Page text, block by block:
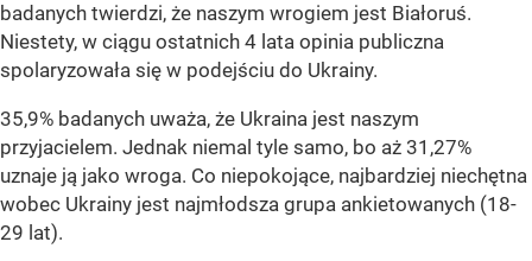
badanych twierdzi, że naszym wrogiem jest Białoruś.
Niestety, w ciągu ostatnich 4 lata opinia publiczna
spolaryzowała się w podejściu do Ukrainy.
35,9% badanych uważa, że Ukraina jest naszym
przyjacielem. Jednak niemal tyle samo, bo aż 31,27%
uznaje ją jako wroga. Co niepokojące, najbardziej niechętna
wobec Ukrainy jest najmłodsza grupa ankietowanych (18-
29 lat).